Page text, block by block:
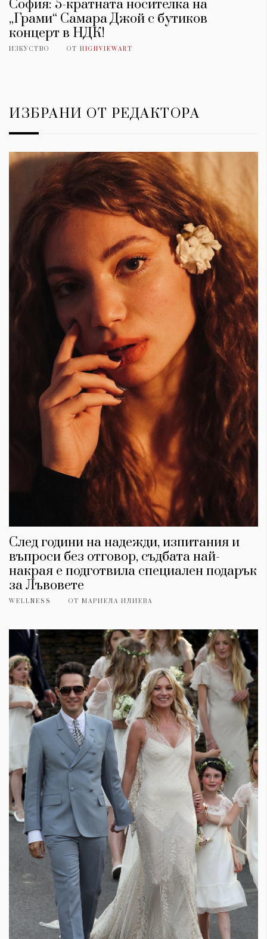
София: 5-кратната носителка на
„Грами“ Самара Джой с бутиков
концерт в НДК!
ИЗКУСТВО ОТ HIGHVIEWART
ИЗБРАНИ ОТ РЕДАКТОРА
След години на надежди, изпитания и
въпроси без отговор, съдбата най-
накрая е подготвила специален подарък
за Лъвовете
WELLNESS ОТ МАРИЕЛА ИЛИЕВА